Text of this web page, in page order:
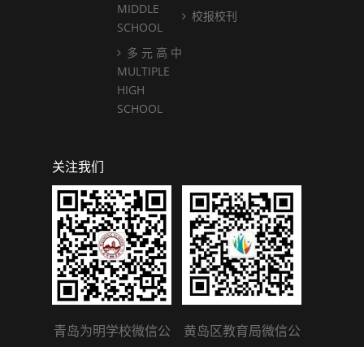
MIDDLE
SCHOOL
多 元 高 中
MULTIPLE
HIGH
SCHOOL
校报校刊
关注我们
青岛为明学校微信公
黄岛区教育局微信公